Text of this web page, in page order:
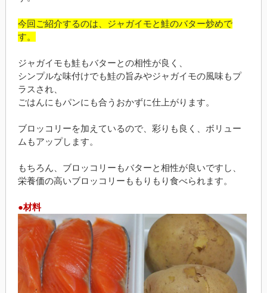
今回ご紹介するのは、ジャガイモと鮭のバター炒めで
す。
ジャガイモも鮭もバターとの相性が良く、
シンプルな味付けでも鮭の旨みやジャガイモの風味もプ
ラスされ、
ごはんにもパンにも合うおかずに仕上がります。
ブロッコリーを加えているので、彩りも良く、ボリュー
ムもアップします。
もちろん、ブロッコリーもバターと相性が良いですし、
栄養価の高いブロッコリーももりもり食べられます。
●材料